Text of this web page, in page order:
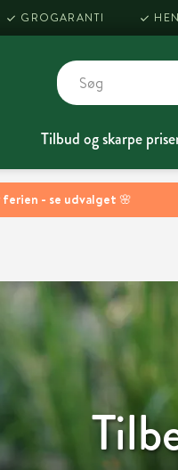
- se udvalget 🌸
GROGARANTI
Tilbud og skarpe